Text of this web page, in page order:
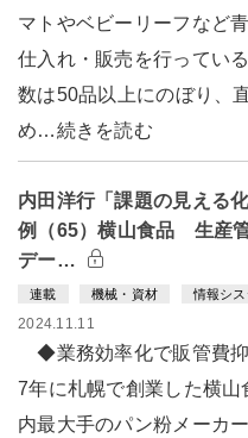
マトやベビーリーフなど
仕入れ・販売を行ってい
数は50品以上にのぼり、
め…続きを読む
内田洋行「課題の見える
例（65）横山食品 生産
デー…
連載 機械・資材 情報シス
2024.11.11
◆業務効率化で販管費
7年に札幌で創業した横山
内最大手のパン粉メーカ